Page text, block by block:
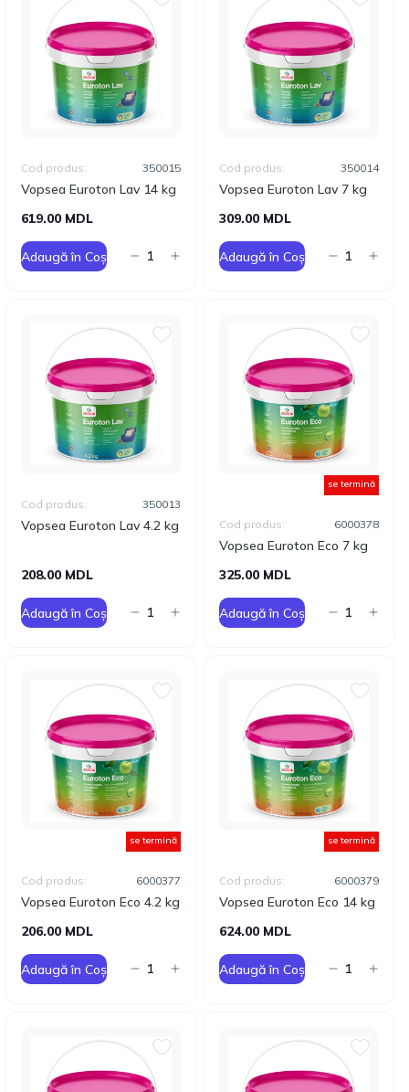
Vopsea Euroton Lav 14 kg
Cod produs: 350015
619.00 MDL
Adaugă în Coș
Vopsea Euroton Lav 7 kg
Cod produs: 350014
309.00 MDL
Adaugă în Coș
Vopsea Euroton Lav 4.2 kg
Cod produs: 350013
208.00 MDL
Adaugă în Coș
se termină
Vopsea Euroton Eco 7 kg
Cod produs: 6000378
325.00 MDL
Adaugă în Coș
se termină
Vopsea Euroton Eco 4.2 kg
Cod produs: 6000377
206.00 MDL
Adaugă în Coș
se termină
Vopsea Euroton Eco 14 kg
Cod produs: 6000379
624.00 MDL
Adaugă în Coș